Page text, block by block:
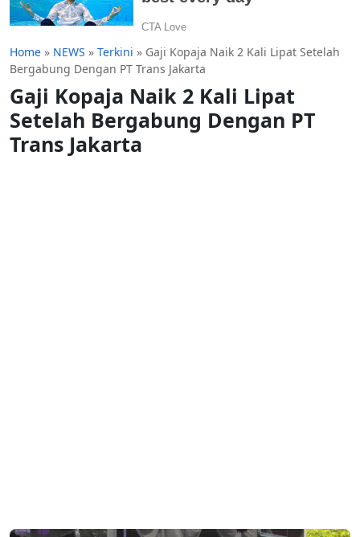
Home » NEWS » Terkini » Gaji Kopaja Naik 2 Kali Lipat Setelah
Bergabung Dengan PT Trans Jakarta
Gaji Kopaja Naik 2 Kali Lipat
Setelah Bergabung Dengan PT
Trans Jakarta